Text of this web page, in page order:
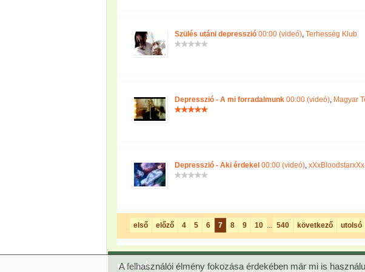
Szülés utáni depresszió 00:00 (videó), Terhesség Klub
Depresszió - A mi forradalmunk 00:00 (videó), Magyar
Depresszió - Aki érdekel 00:00 (videó),
első előző 4 5 6 7 8 9 10 ... 540 következő utolsó
A felhasználói élmény fokozása érdekében már mi is